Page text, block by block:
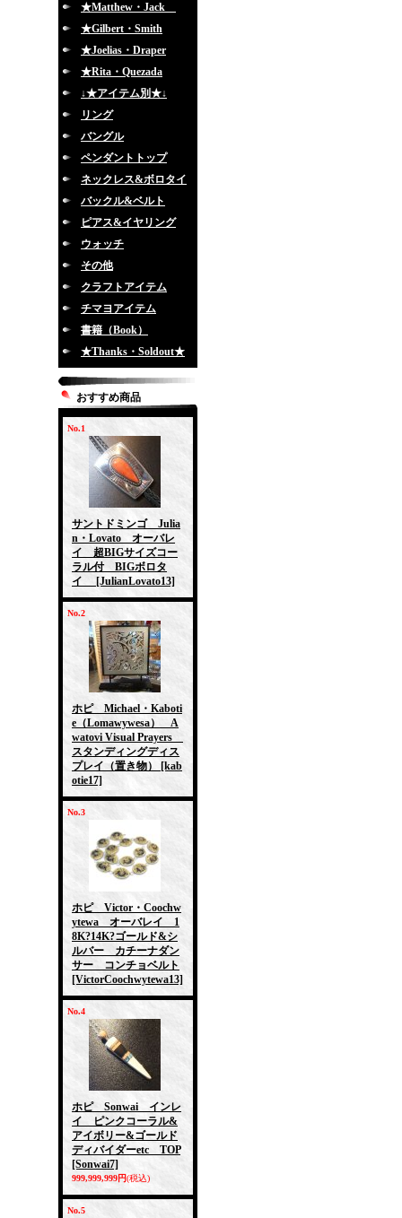
★Matthew・Jack
★Gilbert・Smith
★Joelias・Draper
★Rita・Quezada
↓★アイテム別★↓
リング
バングル
ペンダントトップ
ネックレス&ボロタイ
バックル&ベルト
ピアス&イヤリング
ウォッチ
その他
クラフトアイテム
チマヨアイテム
書籍（Book）
★Thanks・Soldout★
おすすめ商品
No.1
サントドミンゴ Julia
n・Lovato オーバレ
イ 超BIGサイズコー
ラル付 BIGボロタ
イ
[JulianLovato13]
No.2
ホピ Michael・Kaboti
e（Lomawywesa） A
watovi Visual Prayers
スタンディングディス
プレイ（置き物）
[kab
otie17]
No.3
ホピ Victor・Coochw
ytewa オーバレイ 1
8K?14K?ゴールド&シ
ルバー カチーナダン
サー コンチョベルト
[VictorCoochwytewa13]
No.4
ホピ Sonwai インレ
イ ピンクコーラル&
アイボリー&ゴールド
ディバイダーetc TOP
[Sonwai7]
999,999,999円(税込)
No.5